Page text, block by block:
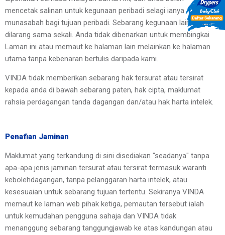
mencetak salinan untuk kegunaan peribadi selagi ianya
munasabah bagi tujuan peribadi. Sebarang kegunaan lain adalah
dilarang sama sekali. Anda tidak dibenarkan untuk membingkai
Laman ini atau memaut ke halaman lain melainkan ke halaman
utama tanpa kebenaran bertulis daripada kami.
VINDA tidak memberikan sebarang hak tersurat atau tersirat
kepada anda di bawah sebarang paten, hak cipta, maklumat
rahsia perdagangan tanda dagangan dan/atau hak harta intelek.
Penafian Jaminan
Maklumat yang terkandung di sini disediakan "seadanya" tanpa
apa-apa jenis jaminan tersurat atau tersirat termasuk waranti
kebolehdagangan, tanpa pelanggaran harta intelek, atau
kesesuaian untuk sebarang tujuan tertentu. Sekiranya VINDA
memaut ke laman web pihak ketiga, pemautan tersebut ialah
untuk kemudahan pengguna sahaja dan VINDA tidak
menanggung sebarang tanggungjawab ke atas kandungan atau